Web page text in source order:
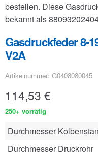
bestellen. Diese
bekannt als
Gasdruckfeder 8-
V2A
Artikelnummer: G0408080045
114,53 €
250+ vorrätig
Durchmesser
Durchmesser Druckrohr